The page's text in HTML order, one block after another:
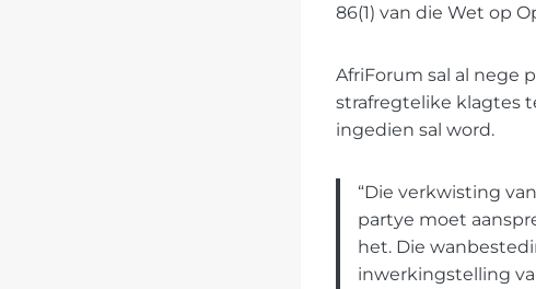
86(1) van die Wet op
AfriForum sal al nege
strafregtelike klagtes
ingedien sal word.
“Die verkwisting
partye moet
het. Die
inwerkingstelling